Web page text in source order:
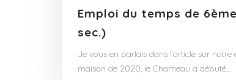
Emploi du temps de
sec.)
Je vous en parlais dans l’article sur notre
maison de 2020, le Chameau a débuté…